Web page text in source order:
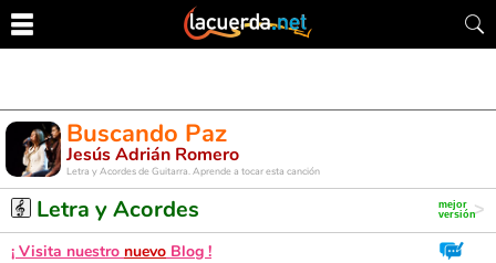
Buscando Paz
Jesús Adrián Romero
Letra y Acordes de Guitarra. Aprende a tocar esta canción
Letra y Acordes
¡ Visita nuestro nuevo Blog !